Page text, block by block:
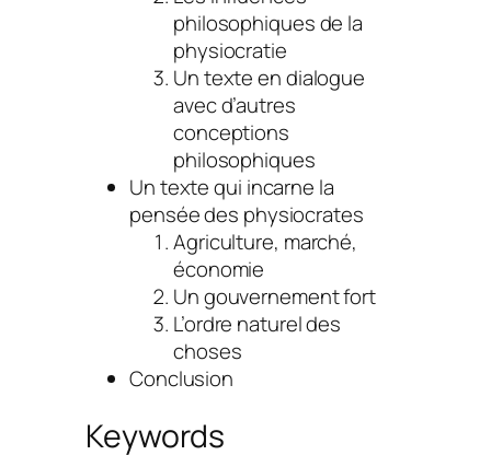
philosophiques de la
physiocratie
Un texte en dialogue
avec d’autres
conceptions
philosophiques
Un texte qui incarne la
pensée des physiocrates
Agriculture, marché,
économie
Un gouvernement fort
L’ordre naturel des
choses
Conclusion
Keywords